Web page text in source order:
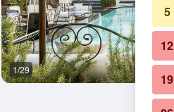
1/29
5
12
19